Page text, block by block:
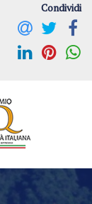
Condividi